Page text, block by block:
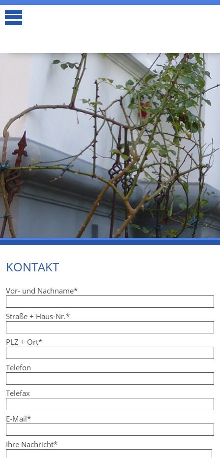
KONTAKT
Pflichtfeld
Vor- und Nachname*
Pflichtfeld
Straße + Haus-Nr.*
Pflichtfeld
PLZ + Ort*
Telefon
Telefax
Pflichtfeld
E-Mail*
Pflichtfeld
Ihre Nachricht*